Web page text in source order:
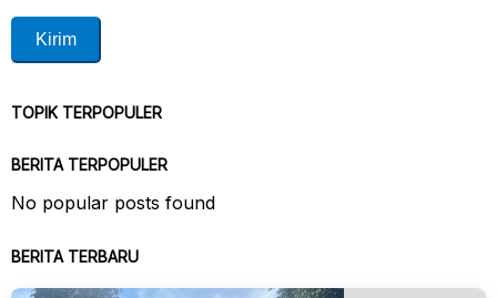
TOPIK TERPOPULER
BERITA TERPOPULER
No popular posts found
BERITA TERBARU